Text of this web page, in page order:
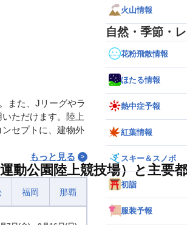
また、Jリーグやラ
ただけます。陸上
セプトに、建物外
もっと見る
動公園陸上競技場）と主要
福岡 那覇
火山情報
自然・季節・
花粉飛散情報
ほたる情報
熱中症予報
紅葉情報
スキー＆スノボ
初詣
服装予報